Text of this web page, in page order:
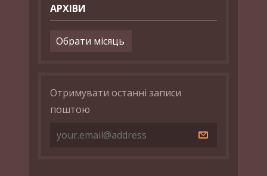
АРХІВИ
Архіви
Отримувати останні записи
поштою